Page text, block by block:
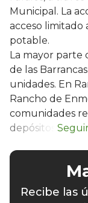
Municipal. La
acceso limitado
potable.
La mayor parte
de las
unidades. En
Rancho de
comunidades
depósitos.
Recibe las